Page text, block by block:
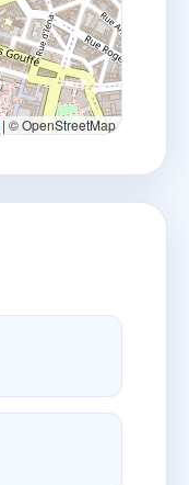
| © OpenStreetMap